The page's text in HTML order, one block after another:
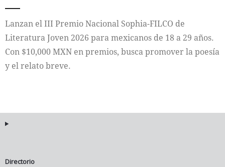
Lanzan el III Premio Nacional Sophia-FILCO de
Literatura Joven 2026 para mexicanos de 18 a 29 años.
Con $10,000 MXN en premios, busca promover la poesía
y el relato breve.
Directorio